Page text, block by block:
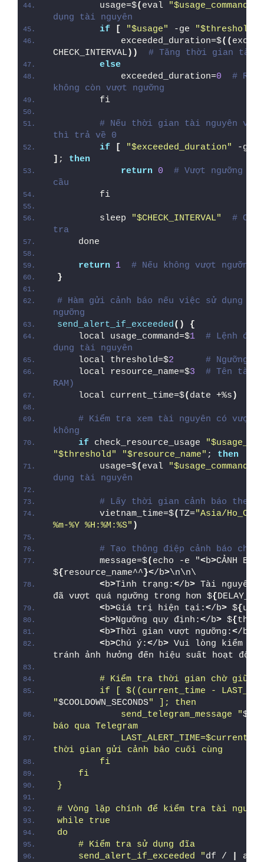
        usage=$
( eval "$usage_command"
dụng tài nguyên
if
[ "$usage" -ge
"$threshold"
            exceeded_duration=$
((
CHECK_INTERVAL ))
# Tăng thời gian tài
else
            exceeded_duration=
0
#
không còn vượt ngưỡng
        fi
# Nếu thời gian tài nguyên
thì trả về 0
if
[ "$exceeded_duration" -ge
] ; then
return
0
# Vượt ngưỡng
cầu
        fi
        sleep
"$CHECK_INTERVAL"
#
tra
    done
return 1
# Nếu không vượt ngưỡng
}
# Hàm gửi cảnh báo nếu việc sử dụng
ngưỡng
send_alert_if_exceeded()
{
    local usage_command=$
1
# Lệnh để
dụng tài nguyên
    local threshold=$
2
# Ngưỡng
    local resource_name=$
3
# Tên tài
RAM)
    local current_time=$
( date +%s )
# Kiểm tra xem tài nguyên có vượt
không
if check_resource_usage
"$threshold"
"$resource_name" ; then
        usage=$
( eval "$usage_command"
dụng tài nguyên
# Lấy thời gian cảnh báo theo
        vietnam_time=$
(TZ="Asia/
%m-%Y %H:%M:%S" )
# Tạo thông điệp cảnh báo chi
        message=$
( echo -e "<b>CẢNH BÁO
${resource_name^^}</b>\n\n\
<b>Tình trạng:</b> Tài nguyên $
đã vượt quá ngưỡng trong hơn ${
<b>Giá trị hiện tại:</b> ${
<b>Ngưỡng quy định:</b> ${
<b>Thời gian vượt ngưỡng:</b
<b>Chú ý:</b> Vui lòng kiểm
tránh ảnh hưởng đến hiệu suất hoạt
# Kiểm tra thời gian chờ giữa
if [ $((current_time -
"$COOLDOWN_SECONDS" ]; then
            send_telegram_message "
báo qua Telegram
thời gian gửi cảnh báo cuối cùng
        fi
    fi
}
# Vòng lặp chính để kiểm tra tài nguyên
while true
do
    # Kiểm tra sử dụng đĩa
    send_alert_if_exceeded "
df /
awk